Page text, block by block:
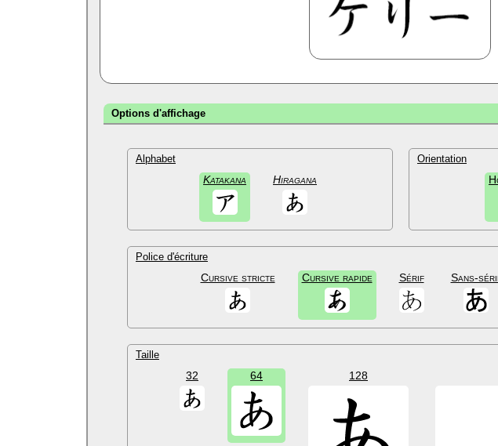
Options d'affichage
Alphabet
Katakana Hiragana
Orientation
Police d'écriture
Cursive stricte Cursive rapide Sérif Sans-
Taille
32 64 128